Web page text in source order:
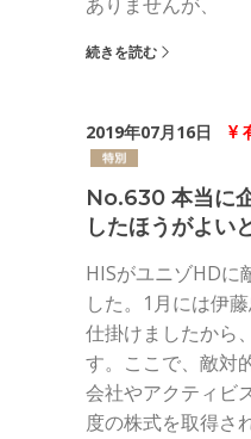
続きを読む
2019年07月16日
No.630 本当に
したほうがよい
HISがユニゾHDに
した。1月には伊
仕掛けましたから
す。ここで、敵対
会社やアクティビ
度の株式を取得さ